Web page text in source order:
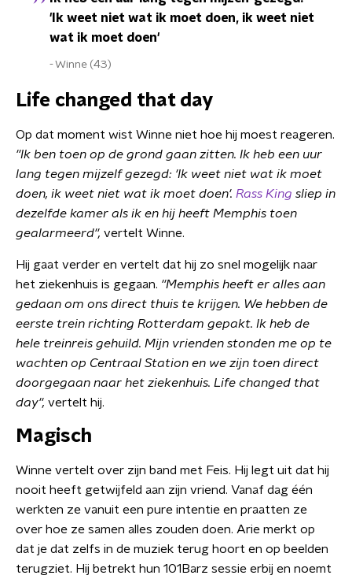
'Ik weet niet wat ik moet doen, ik weet niet
wat ik moet doen'
Winne (43)
Life changed that day
Op dat moment wist Winne niet hoe hij moest reageren.
''Ik ben toen op de grond gaan zitten. Ik heb een uur
lang tegen mijzelf gezegd: 'Ik weet niet wat ik moet
doen, ik weet niet wat ik moet doen'. Rass King sliep in
dezelfde kamer als ik en hij heeft Memphis toen
gealarmeerd'', vertelt Winne.
Hij gaat verder en vertelt dat hij zo snel mogelijk naar
het ziekenhuis is gegaan. ''Memphis heeft er alles aan
gedaan om ons direct thuis te krijgen. We hebben de
eerste trein richting Rotterdam gepakt. Ik heb de
hele treinreis gehuild. Mijn vrienden stonden me op te
wachten op Centraal Station en we zijn toen direct
doorgegaan naar het ziekenhuis. Life changed that
day'', vertelt hij.
Magisch
Winne vertelt over zijn band met Feis. Hij legt uit dat hij
nooit heeft getwijfeld aan zijn vriend. Vanaf dag één
werkten ze vanuit een pure intentie en praatten ze
over hoe ze samen alles zouden doen. Arie merkt op
dat je dat zelfs in de muziek terug hoort en op beelden
terugziet. Hij betrekt hun 101Barz sessie erbij en noemt